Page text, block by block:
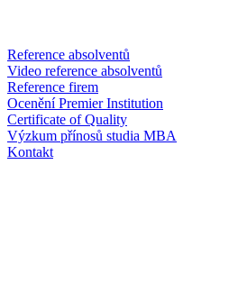
Reference absolventů
Video reference absolventů
Reference firem
Ocenění Premier Institution
Certificate of Quality
Výzkum přínosů studia MBA
Kontakt